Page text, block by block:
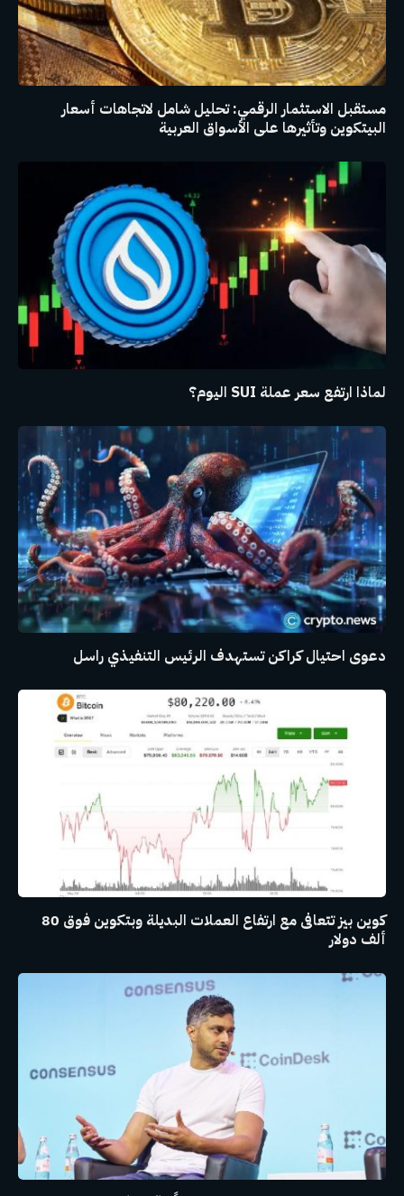
مستقبل الاستثمار الرقمي: تحليل شامل لاتجاهات أسعار
البيتكوين وتأثيرها على الأسواق العربية
لماذا ارتفع سعر عملة SUI اليوم؟
دعوى احتيال كراكن تستهدف الرئيس التنفيذي راسل
كوين بيز تتعافى مع ارتفاع العملات البديلة وبتكوين فوق 80
ألف دولار